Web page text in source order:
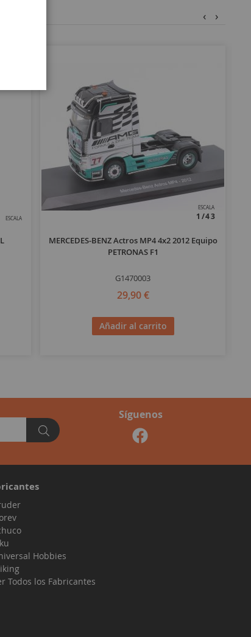
ESCALA
ESCALA
1/43
MERCEDES-BENZ Actros MP4 4x2 2012 Equipo
PETRONAS F1
G1470003
29,90 €
Añadir al carrito
‹ ›
Síguenos
Hobbies
Todos los Fabricantes